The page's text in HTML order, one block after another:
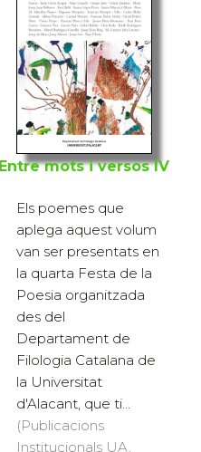
Entre mots i versos IV
Els poemes que
aplega aquest volum
van ser presentats en
la quarta Festa de la
Poesia organitzada
des del
Departament de
Filologia Catalana de
la Universitat
d'Alacant, que ti...
(Publicacions
Institucionals UA,